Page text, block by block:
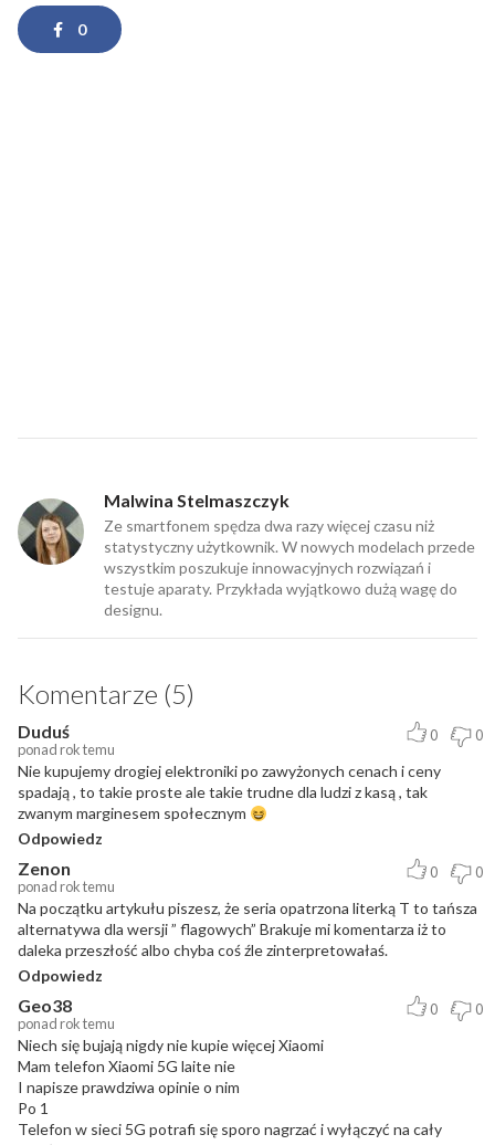
0
Malwina Stelmaszczyk
Ze smartfonem spędza dwa razy więcej czasu niż
statystyczny użytkownik. W nowych modelach przede
wszystkim poszukuje innowacyjnych rozwiązań i
testuje aparaty. Przykłada wyjątkowo dużą wagę do
designu.
Komentarze (5)
Duduś
ponad rok temu
0 0
Nie kupujemy drogiej elektroniki po zawyżonych cenach i ceny
spadają , to takie proste ale takie trudne dla ludzi z kasą , tak
zwanym marginesem społecznym
Odpowiedz
Zenon
ponad rok temu
0 0
Na początku artykułu piszesz, że seria opatrzona literką T to tańsza
alternatywa dla wersji ” flagowych” Brakuje mi komentarza iż to
daleka przeszłość albo chyba coś źle zinterpretowałaś.
Odpowiedz
Geo38
ponad rok temu
0 0
Niech się bujają nigdy nie kupie więcej Xiaomi
Mam telefon Xiaomi 5G laite nie
I napisze prawdziwa opinie o nim
Po 1
Telefon w sieci 5G potrafi się sporo nagrzać i wyłączyć na cały